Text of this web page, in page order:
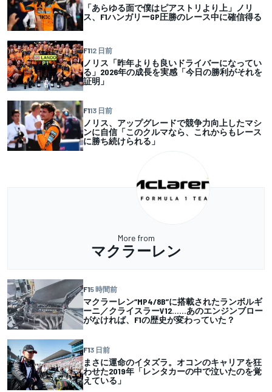
「あらゆる面で僕はピアストリより上」ノリ
ス、F1ハンガリーGP圧勝のレース中に確信得る
F112 日前
ノリス「昨年よりも良いドライバーになってい
る」2026年の成長を実感「今日の勝利がそれを
証明」
F113 日前
ノリス、アップグレードで競争力向上したマシ
ンに自信「このクルマなら、これからもレース
に勝ち続けられる」
More from
マクラーレン
F15 時間前
マクラーレン“MP4/8B”に搭載されたランボルギ
ーニ／クライスラーV12……あのエンジンブロー
がなければ、F1の歴史が変わっていた？
F13 日前
まさに運命のイタズラ。オコンのキャリアを狂
わせた2019年「レンタカーの中で泣いたのを覚
えている」